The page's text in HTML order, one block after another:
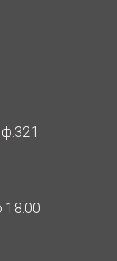
18.00